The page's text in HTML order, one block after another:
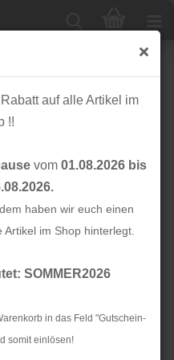
auf alle Artikel im
!!
vom 01.08.2026 bis
haben wir euch einen
im Shop hinterlegt.
SOMMER2026
in das Feld "Gutschein-
somit einlösen!
- Heiko - mint - Swafing